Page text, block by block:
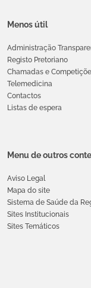
Menos útil
Administração
Registo Pretoriano
Chamadas e
Telemedicina
Contactos
Listas de espera
Menu de outros
Aviso Legal
Mapa do site
Sistema de Saúde da
Sites Institucionais
Sites Temáticos